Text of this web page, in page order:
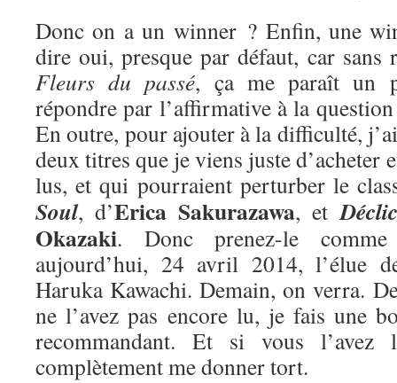
Donc on a un winner ? Enfin, une
dire oui, presque par défaut, car sans
Fleurs du passé, ça me paraît un
répondre par l’affirmative à la
En outre, pour ajouter à la difficulté,
deux titres que je viens juste d’acheter
lus, et qui pourraient perturber le
Soul, d’Erica Sakurazawa, et
Okazaki. Donc prenez-le
aujourd’hui, 24 avril 2014, l’élue
Haruka Kawachi. Demain, on verra.
ne l’avez pas encore lu, je fais une
recommandant. Et si vous l’avez
complètement me donner tort.